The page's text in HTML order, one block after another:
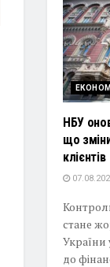
НБУ
що
клієнтів
стане
України
до